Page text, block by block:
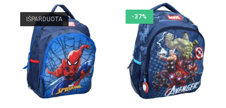
IŠPARDUOTA -37%